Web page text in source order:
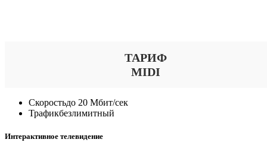
ТАРИФ
MIDI
Скоростьдо 20 Мбит/сек
Трафикбезлимитный
Интерактивное телевидение